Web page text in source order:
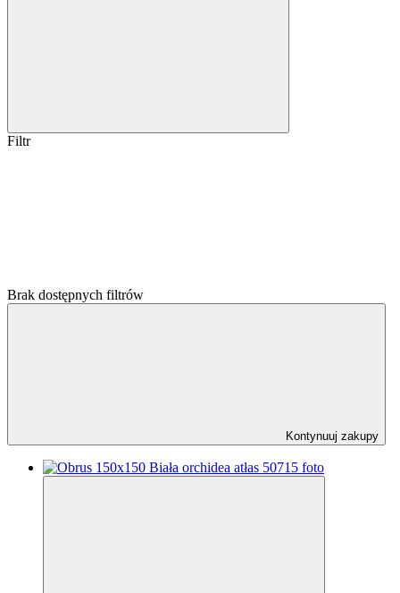
Filtr
Brak dostępnych filtrów
Kontynuuj zakupy